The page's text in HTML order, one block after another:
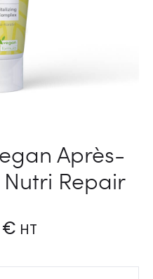
Après-
Repair
€ HT